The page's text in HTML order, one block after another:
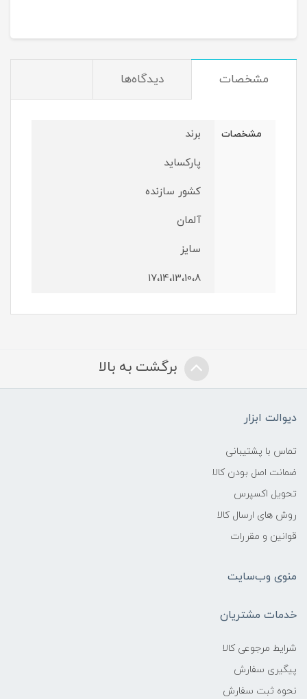
مشخصات دیدگاه‌ها
مشخصات
برند
پارکساید
کشور سازنده
آلمان
سایز
17،14،13،10،8
برگشت به بالا
دیوالت ابزار
تماس با پشتیبانی
ضمانت اصل بودن کالا
تحویل اکسپرس
روش های ارسال کالا
قوانین و مقررات
منوی وب‌سایت
خدمات مشتریان
شرایط مرجوعی کالا
پیگیری سفارش
نحوه ثبت سفارش